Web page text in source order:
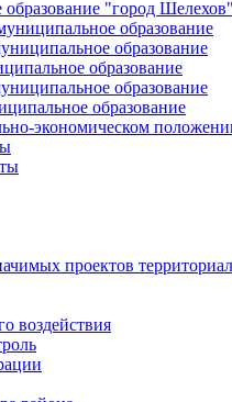
"город Шелехов"
образование
образование
образование
образование
образование
экономическом
проектов
воздействия